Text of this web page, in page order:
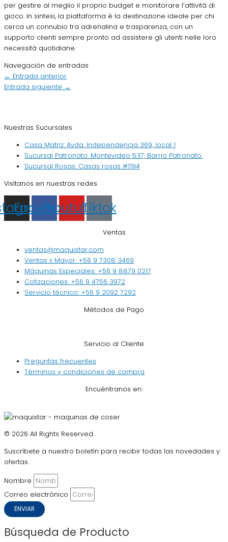
per gestire al meglio il proprio budget e monitorare l’attività di
gioco. In sintesi, la piattaforma è la destinazione ideale per chi
cerca un connubio tra adrenalina e trasparenza, con un
supporto clienti sempre pronto ad assistere gli utenti nelle loro
necessità quotidiane.
Navegación de entradas
← Entrada anterior
Entrada siguiente →
Nuestras Sucursales
Casa Matriz: Avda. Independencia 369, local 1
Sucursal Patronato: Montevideo 537, Barrio Patronato.
Sucursal Rosas: Casas rosas #1194
Visítanos en nuestras redes
Facebook
YoutubeTiktok
Ventas
ventas@maquistar.com
Ventas x Mayor: +56 9 7308 3469
Máquinas Especiales: +56 9 8879 0217
Cotizaciones: +56 9 4756 3972
Servicio técnico: +56 9 2092 7292
Métodos de Pago
Servicio al Cliente
Preguntas frecuentes
Términos y condiciones de compra
Encuéntranos en:
© 2026 All Rights Reserved.
Suscríbete a nuestro boletín para recibir todas las novedades y
ofertas.
Nombre
Correo electrónico
ENVIAR
Búsqueda de Producto